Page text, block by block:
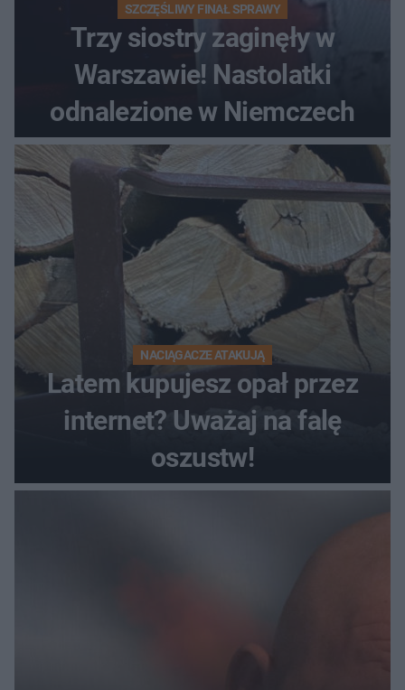
SZCZĘŚLIWY FINAŁ SPRAWY
Trzy siostry zaginęły w
Warszawie! Nastolatki
odnalezione w Niemczech
NACIĄGACZE ATAKUJĄ
Latem kupujesz opał przez
internet? Uważaj na falę
oszustw!